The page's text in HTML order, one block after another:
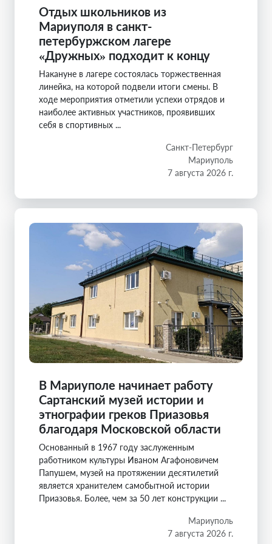
Отдых школьников из
Мариуполя в санкт-
петербуржском лагере
«Дружных» подходит к концу
Накануне в лагере состоялась торжественная
линейка, на которой подвели итоги смены. В
ходе мероприятия отметили успехи отрядов и
наиболее активных участников, проявивших
себя в спортивных ...
Санкт-Петербург
Мариуполь
7 августа 2026 г.
В Мариуполе начинает работу
Сартанский музей истории и
этнографии греков Приазовья
благодаря Московской области
Основанный в 1967 году заслуженным
работником культуры Иваном Агафоновичем
Папушем, музей на протяжении десятилетий
является хранителем самобытной истории
Приазовья. Более, чем за 50 лет конструкции ...
Мариуполь
7 августа 2026 г.